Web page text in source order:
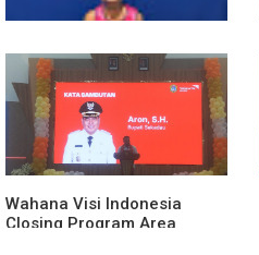
Polsek Entikong Gagalkan
Peredaran Sabu 151,76
Gram di Perbatasan
Wahana Visi Indonesia
Closing Program Area